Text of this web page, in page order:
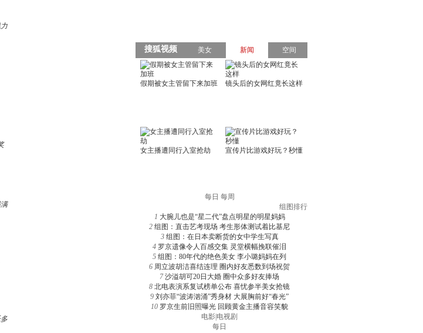
每日 每周
组图排行
1 大腕儿也是“星二代”盘点明星的明星妈妈
2 组图：直击艺考现场 考生形体测试着比基尼
3 组图：在日本卖断货的女中学生写真
4 罗京遗像令人百感交集 灵堂横幅挽联催泪
5 组图：80年代的绝色美女 李小璐妈妈在列
6 周立波胡洁喜结连理 圈内好友悉数到场祝贺
7 沙溢胡可20日大婚 圈中众多好友捧场
8 北电表演系复试榜单公布 喜忧参半美女抢镜
9 刘亦菲“波涛汹涌”秀身材 大展胸前好“春光”
10 罗京生前旧照曝光 回顾黄金主播音容笑貌
电影 电视剧
每日